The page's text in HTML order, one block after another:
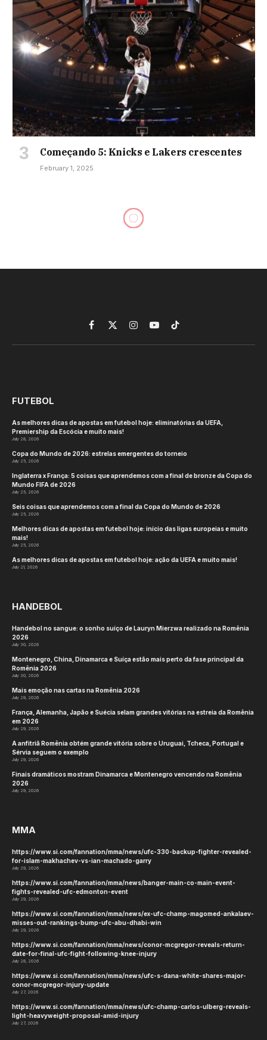
Começando 5: Knicks e Lakers crescentes
February 1, 2025
Troféu IHF Masculino de 2026
do Troféu IHF Masculino de 2026 – Zona V da
juvenil (Sub-18) em Lusaka, depois de derrotar os
anfitriões Etiópia e Burundi, respectivamente, nas
finais de alta octanagem da competição que
aconteceu entre 4 e 8 de maio, em Adis Abeba.
Na competição de juniores, oito equipes se
alinharam na largada, divididas em dois grupos de
quatro equipes cada, com as duas primeiras
equipes de cada grupo avançando para as
Ruanda foi enviada para o Grupo B, onde começou
com uma vitória por 46:19 sobre a Tanzânia, que
foi imediatamente seguida por uma vitória por
42:18 sobre o Djibuti. Na última partida do grupo,
dominou a anfitriã Etiópia em uma partida com
muitos gols, 39:35, onde Valentin Mugisha marcou
17 gols pelo Ruanda.
Graças à vitória por 66:23 sobre o Djibuti e por
49:29 sobre a Tanzânia, a Etiópia também chegou
às semifinais, como segunda colocada do grupo.
conseguindo uma vitória por 31:22 sobre o
Sudão do Sul, mas a decisão contra o Quénia foi
cheia de reviravoltas, já que, eventualmente, o
Uganda garantiu o primeiro lugar, com uma vitória
por 36:35. O Quénia seguiu na classificação, depois
das vitórias sobre o Sudão do Sul, 63:25, e
Burundi, 35:32.
A semifinal entre Ruanda e Quênia foi outro
confronto de alta octanagem, com Ruanda
dominando do início ao fim. Thierry Ineza (12
gols), Valentin Mugisha (11 gols) e Charles